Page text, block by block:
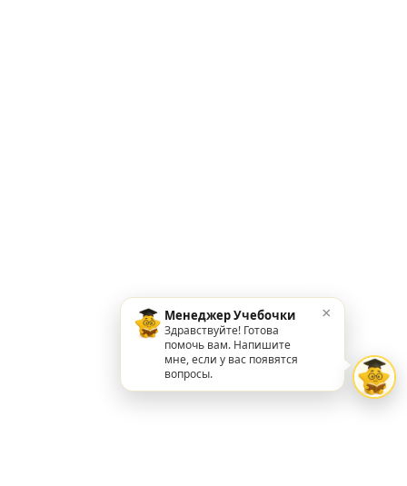
Менеджер Учебочки
Здравствуйте! Готова
помочь вам. Напишите
мне, если у вас появятся
вопросы.
×